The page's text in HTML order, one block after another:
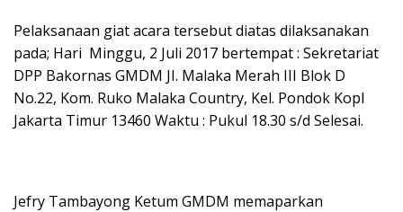
Pelaksanaan giat acara tersebut diatas dilaksanakan
pada; Hari Minggu, 2 Juli 2017 bertempat : Sekretariat
DPP Bakornas GMDM JI. Malaka Merah III Blok D
No.22, Kom. Ruko Malaka Country, Kel. Pondok Kopl
Jakarta Timur 13460 Waktu : Pukul 18.30 s/d Selesai.
Jefry Tambayong Ketum GMDM memaparkan